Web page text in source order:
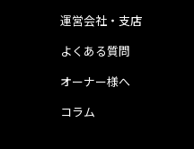
運営会社・支店
よくある質問
オーナー様へ
コラム